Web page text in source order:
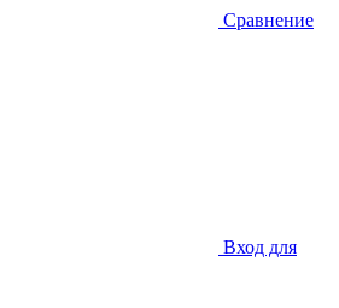
Сравнение
Вход для